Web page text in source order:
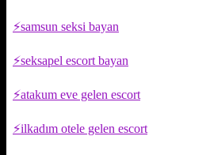
samsun seksi bayan
seksapel escort bayan
atakum eve gelen escort
ilkadım otele gelen escort